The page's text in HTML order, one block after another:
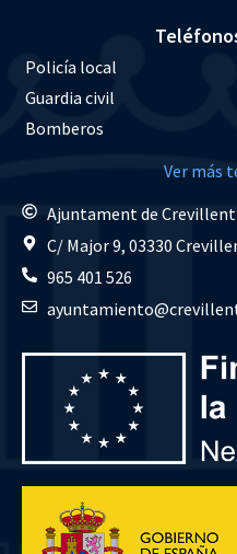
Policía local
Guardia civil
Bomberos
Ver más
Ajuntament de Crevillent
C/ Major 9, 03330
965 401 526